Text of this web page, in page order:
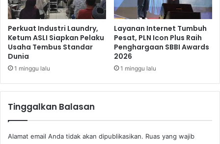
n
g
K
o
n
d
u
n
P
a
k
a
a
e
p
t
Perkuat Industri Laundry,
Ketum ASLI Siapkan Pelaku
Usaha Tembus Standar
Dunia
1 minggu lalu
Layanan Internet Tumbuh
Pesat, PLN Icon Plus Raih
Penghargaan SBBI Awards
2026
1 minggu lalu
Tinggalkan Balasan
Alamat email Anda tidak akan dipublikasikan. Ruas yang wajib